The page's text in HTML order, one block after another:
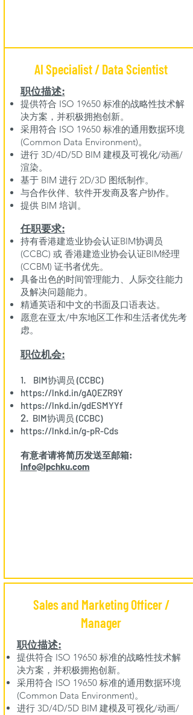
AI Specialist / Data Scientist
职位描述:
提供符合 ISO 19650 标准的战略性技术解
决方案，并积极拥抱创新。
采用符合 ISO 19650 标准的通用数据环境
(Common Data Environment)。
进行 3D/4D/5D BIM 建模及可视化/动画/
渲染。
基于 BIM 进行 2D/3D 图纸制作。
与合作伙伴、软件开发商及客户协作。
提供 BIM 培训。
任职要求:​
持有香港建造业协会认证BIM协调员
(CCBC) 或 香港建造业协会认证BIM经理
(CCBM) 证书者优先。
具备出色的时间管理能力、人际交往能力
及解决问题能力。
精通英语和中文的书面及口语表达。
愿意在亚太/中东地区工作和生活者优先考
虑。
职位机会:
1. BIM协调员 (CCBC)
https://lnkd.in/gAQEZR9Y
https://lnkd.in/gdESMYYf
2. BIM协调员 (CCBC)
https://lnkd.in/g-pR-Cds
有意者请将简历发送至邮箱:
info@lpchku.com
Sales and Marketing Officer /
Manager
职位描述:
提供符合 ISO 19650 标准的战略性技术解
决方案，并积极拥抱创新。
采用符合 ISO 19650 标准的通用数据环境
(Common Data Environment)。
进行 3D/4D/5D BIM 建模及可视化/动画/